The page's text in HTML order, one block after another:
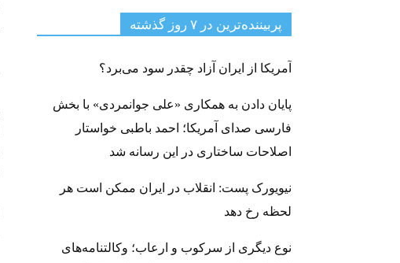
پربیننده‌ترین‌ در ۷ روز گذشته
آمریکا از ایران آزاد چقدر سود می‌برد؟
پایان دادن به همکاری «علی جوانمردی» با بخش
فارسی صدای آمریکا؛ احمد باطبی خواستار
اصلاحات ساختاری در این رسانه شد
نیویورک پست: انقلاب در ایران ممکن است هر
لحظه رخ دهد
نوع دیگری از سرکوب و ارعاب؛ وکالتنامه‌های